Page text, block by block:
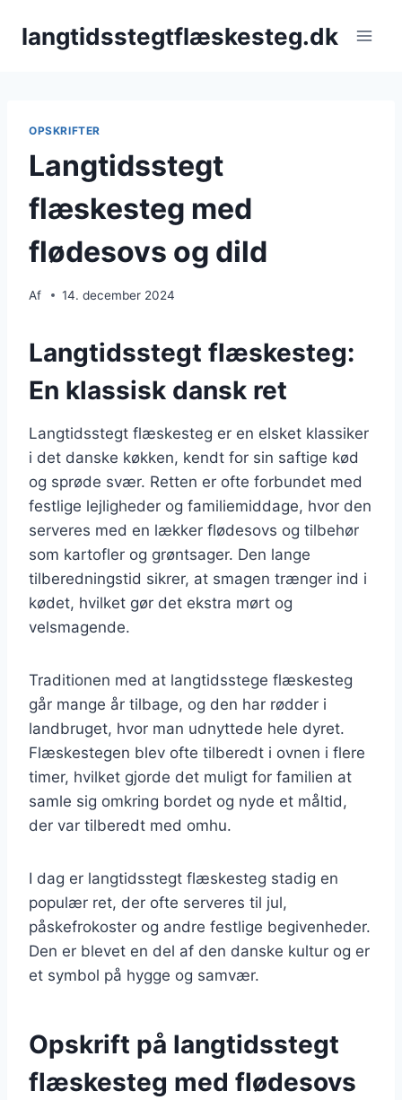
langtidsstegtflæskesteg.dk
OPSKRIFTER
Langtidsstegt
flæskesteg med
flødesovs og dild
Af 14. december 2024
Langtidsstegt flæskesteg:
En klassisk dansk ret
Langtidsstegt flæskesteg er en elsket klassiker
i det danske køkken, kendt for sin saftige kød
og sprøde svær. Retten er ofte forbundet med
festlige lejligheder og familiemiddage, hvor den
serveres med en lækker flødesovs og tilbehør
som kartofler og grøntsager. Den lange
tilberedningstid sikrer, at smagen trænger ind i
kødet, hvilket gør det ekstra mørt og
velsmagende.
Traditionen med at langtidsstege flæskesteg
går mange år tilbage, og den har rødder i
landbruget, hvor man udnyttede hele dyret.
Flæskestegen blev ofte tilberedt i ovnen i flere
timer, hvilket gjorde det muligt for familien at
samle sig omkring bordet og nyde et måltid,
der var tilberedt med omhu.
I dag er langtidsstegt flæskesteg stadig en
populær ret, der ofte serveres til jul,
påskefrokoster og andre festlige begivenheder.
Den er blevet en del af den danske kultur og er
et symbol på hygge og samvær.
Opskrift på langtidsstegt
flæskesteg med flødesovs